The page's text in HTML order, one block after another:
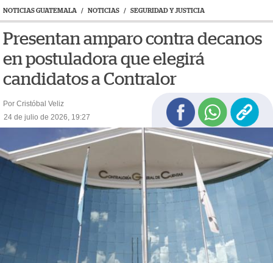
NOTICIAS GUATEMALA / NOTICIAS / SEGURIDAD Y JUSTICIA
Presentan amparo contra decanos
en postuladora que elegirá
candidatos a Contralor
Por Cristóbal Veliz
24 de julio de 2026, 19:27